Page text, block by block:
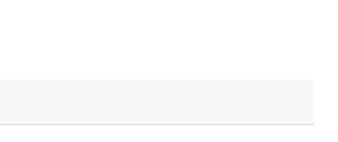
くちゃしてきました」。パッ
だった。